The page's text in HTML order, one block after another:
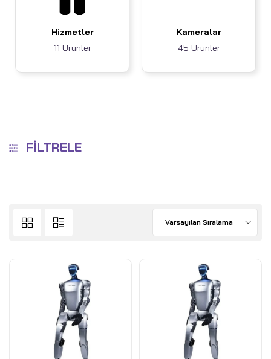
Hizmetler
11 Ürünler
Kameralar
45 Ürünler
FILTRELE
Varsayılan Sıralama